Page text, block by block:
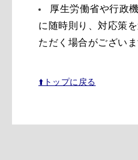
厚生労働省や行政
に随時則り、対応策
ただく場合がございま
⬆️トップに戻る